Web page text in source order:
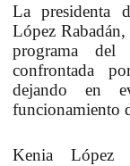
La presidenta
López
programa
confrontada
dejando en
funcionamiento
Kenia López